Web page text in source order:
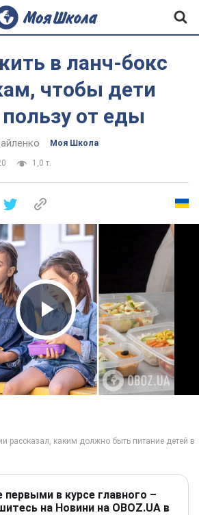
в ланч-бокс
чтобы дети
от еды
Моя Школа
1,0 т.
Play Video
первыми в курсе главного –
на Новини на OBOZ.UA в